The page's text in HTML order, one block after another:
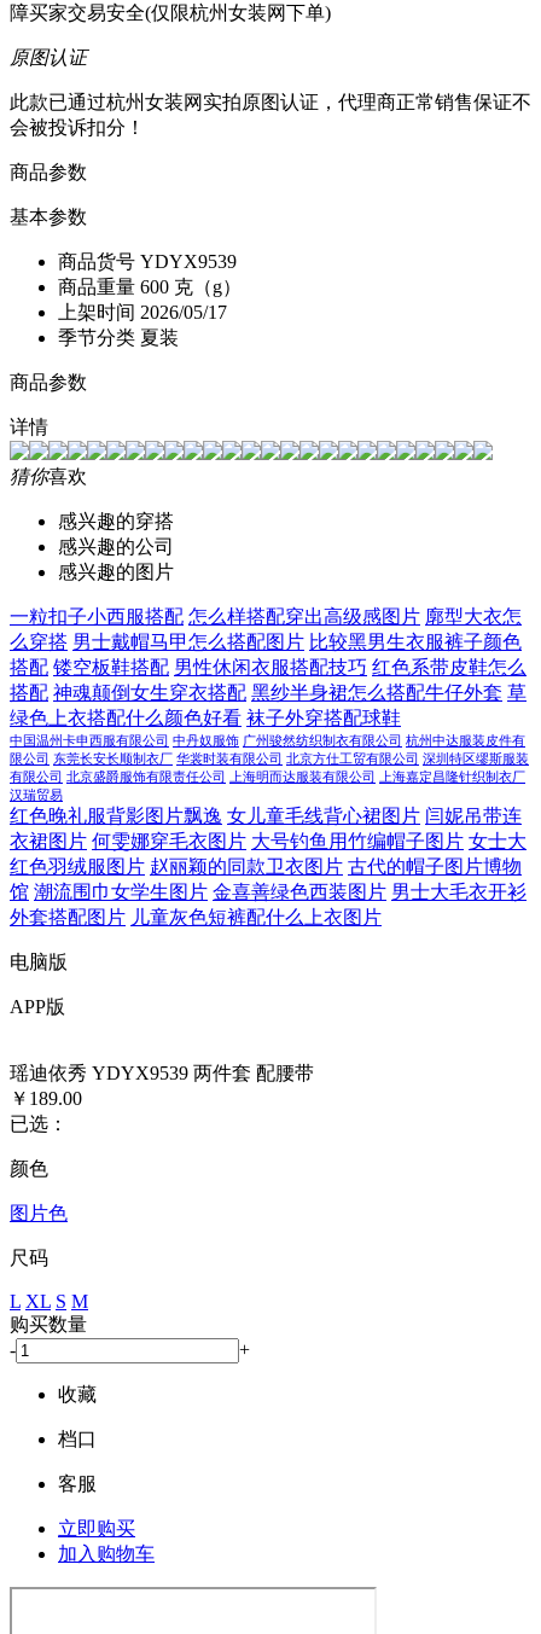
障买家交易安全(仅限杭州女装网下单)
原图认证
此款已通过杭州女装网实拍原图认证，代理商正常销售保证不
会被投诉扣分！
商品参数
基本参数
商品货号 YDYX9539
商品重量 600 克（g）
上架时间 2026/05/17
季节分类 夏装
商品参数
详情
猜你喜欢
感兴趣的穿搭
感兴趣的公司
感兴趣的图片
一粒扣子小西服搭配 怎么样搭配穿出高级感图片 廓型大衣怎
么穿搭 男士戴帽马甲怎么搭配图片 比较黑男生衣服裤子颜色
搭配 镂空板鞋搭配 男性休闲衣服搭配技巧 红色系带皮鞋怎么
搭配 神魂颠倒女生穿衣搭配 黑纱半身裙怎么搭配牛仔外套 草
绿色上衣搭配什么颜色好看 袜子外穿搭配球鞋
中国温州卡申西服有限公司 中丹奴服饰 广州骏然纺织制衣有限公司 杭州中达服装皮件有
限公司 东莞长安长顺制衣厂 华裳时装有限公司 北京方仕工贸有限公司 深圳特区缪斯服装
有限公司 北京盛爵服饰有限责任公司 上海明而达服装有限公司
上海嘉定昌隆针织制衣厂
汉瑞贸易
红色晚礼服背影图片飘逸 女儿童毛线背心裙图片 闫妮吊带连
衣裙图片 何雯娜穿毛衣图片 大号钓鱼用竹编帽子图片 女士大
红色羽绒服图片 赵丽颖的同款卫衣图片 古代的帽子图片博物
馆 潮流围巾女学生图片 金喜善绿色西装图片 男士大毛衣开衫
外套搭配图片 儿童灰色短裤配什么上衣图片
电脑版
APP版
瑶迪依秀 YDYX9539 两件套 配腰带
￥189.00
已选：
颜色
图片色
尺码
L XL S M
购买数量
-
+
收藏
档口
客服
立即购买
加入购物车